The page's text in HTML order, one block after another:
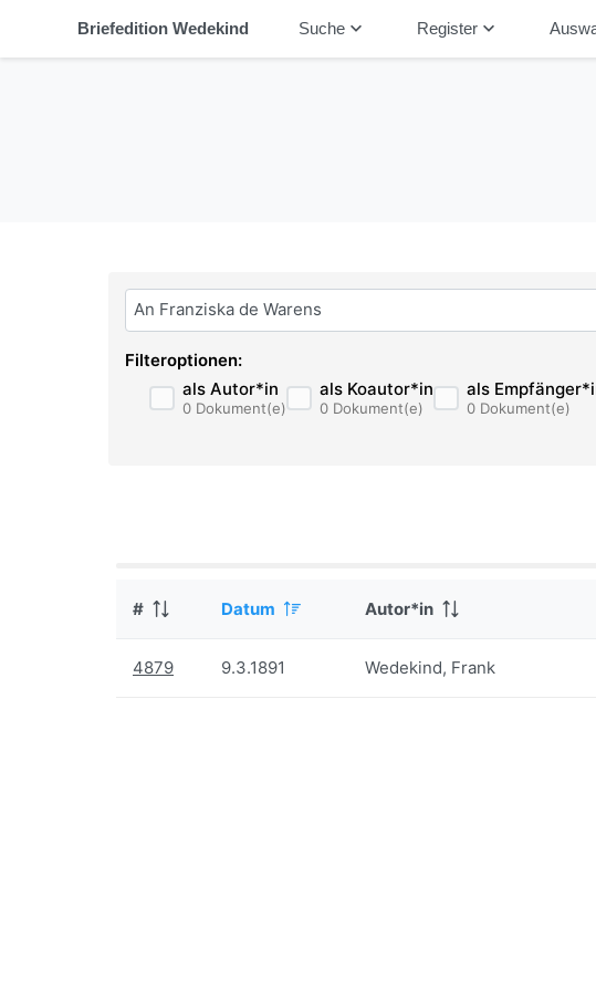
Briefedition Wedekind Suchekeyboard_arrow_down Registerkeyboard_arrow_down
Bitte geben Sie hier ihren Suchbegriff ein:
Filteroptionen:
als Autor*in
0 Dokument(e)
als Koautor*in
0 Dokument(e)
als
0 Dokument(e)
# Datum Autor*in
4879 9.3.1891 Wedekind, Frank